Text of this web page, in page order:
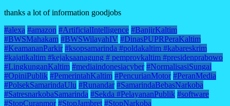
thanks a lot of information goodjobs
#alexa #amazon #ArtificialIntelligence #BanjirKaltim
#BWSMahakam #BWSWilayahIV #DinasPUPRPeraKaltim
#KeamananParkir #ksopsamarinda #poldakaltim #kabareskrim
#kajatikaltim #kejaksaanagung # pemprovkaltim #presidenprabowo
#LingkunganKaltim #mediaindonesiacyber #NormalisasiSungai
#OpiniPublik #PemerintahKaltim #PencurianMotor #PeranMedia
#PolsekSamarindaUlu #Runandar #SamarindaBebasNarkoba
#SatresnarkobaSamarinda #Sekda #PelayananPublik #software
#StopCuranmor #StopJambret #StopNarkoba